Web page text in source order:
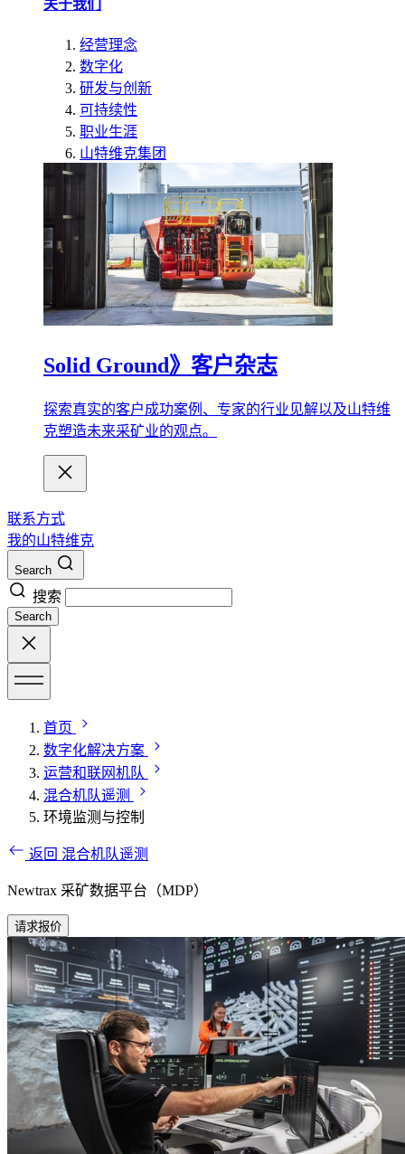
关于我们
经营理念
数字化
研发与创新
可持续性
职业生涯
山特维克集团
Solid Ground》客户杂志
探索真实的客户成功案例、专家的行业见解以及山特维
克塑造未来采矿业的观点。
联系方式
我的山特维克
Search
搜索
Search
首页
数字化解决方案
运营和联网机队
混合机队遥测
环境监测与控制
返回 混合机队遥测
Newtrax 采矿数据平台（MDP）
请求报价